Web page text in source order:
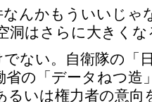
なんかもういいじゃ
洞はさらに大きく
ない。自衛隊の「
省の「データねつ造
るいは権力者の意向